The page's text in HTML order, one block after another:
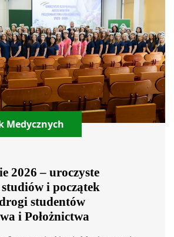
2026 – uroczyste
studiów i początek
studentów
i Położnictwa